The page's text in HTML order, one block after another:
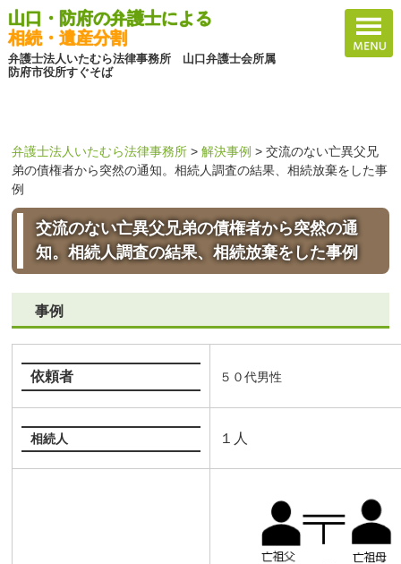
山口・防府の弁護士による
相続・遺産分割
弁護士法人いたむら法律事務所 山口弁護士会所属
防府市役所すぐそば
弁護士法人いたむら法律事務所 >解決事例 >交流のない亡異父兄
弟の債権者から突然の通知。相続人調査の結果、相続放棄をした事
例
交流のない亡異父兄弟の債権者から突然の通
知。相続人調査の結果、相続放棄をした事例
事例
依頼者 ５０代男性
相続人 １人